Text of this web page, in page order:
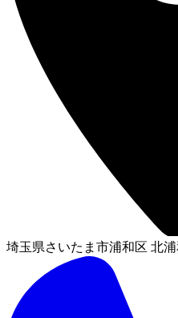
埼玉県さいたま市浦和区 北